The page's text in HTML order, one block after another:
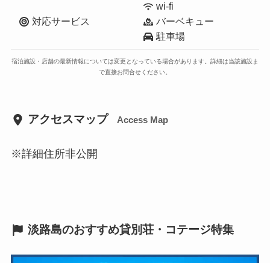
対応サービス
wi-fi
バーベキュー
駐車場
宿泊施設・店舗の最新情報については変更となっている場合があります。詳細は当該施設ま
で直接お問合せください。
アクセスマップ Access Map
※詳細住所非公開
淡路島のおすすめ貸別荘・コテージ特集